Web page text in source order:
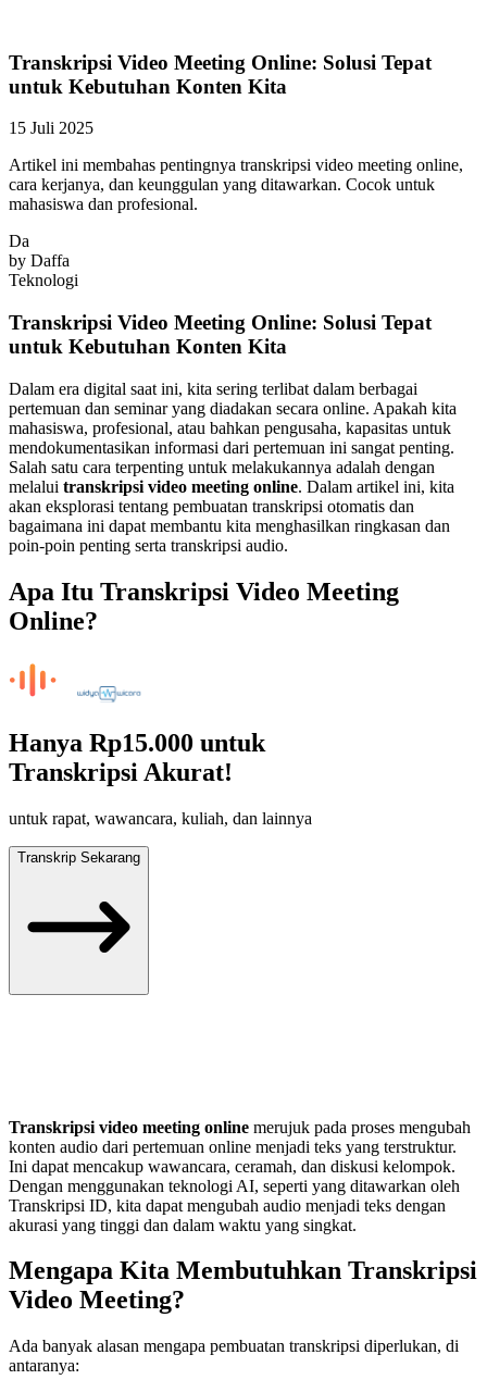
Transkripsi Video Meeting Online: Solusi Tepat
untuk Kebutuhan Konten Kita
15 Juli 2025
Artikel ini membahas pentingnya transkripsi video meeting online,
cara kerjanya, dan keunggulan yang ditawarkan. Cocok untuk
mahasiswa dan profesional.
Da
by Daffa
Teknologi
Transkripsi Video Meeting Online: Solusi Tepat
untuk Kebutuhan Konten Kita
Dalam era digital saat ini, kita sering terlibat dalam berbagai
pertemuan dan seminar yang diadakan secara online. Apakah kita
mahasiswa, profesional, atau bahkan pengusaha, kapasitas untuk
mendokumentasikan informasi dari pertemuan ini sangat penting.
Salah satu cara terpenting untuk melakukannya adalah dengan
melalui transkripsi video meeting online. Dalam artikel ini, kita
akan eksplorasi tentang pembuatan transkripsi otomatis dan
bagaimana ini dapat membantu kita menghasilkan ringkasan dan
poin-poin penting serta transkripsi audio.
Apa Itu Transkripsi Video Meeting
Online?
Hanya Rp15.000 untuk
Transkripsi Akurat!
untuk rapat, wawancara, kuliah, dan lainnya
Transkrip Sekarang
Transkripsi video meeting online merujuk pada proses mengubah
konten audio dari pertemuan online menjadi teks yang terstruktur.
Ini dapat mencakup wawancara, ceramah, dan diskusi kelompok.
Dengan menggunakan teknologi AI, seperti yang ditawarkan oleh
Transkripsi ID, kita dapat mengubah audio menjadi teks dengan
akurasi yang tinggi dan dalam waktu yang singkat.
Mengapa Kita Membutuhkan Transkripsi
Video Meeting?
Ada banyak alasan mengapa pembuatan transkripsi diperlukan, di
antaranya: